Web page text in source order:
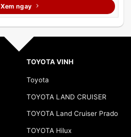
Xem ngay
TOYOTA VINH
Toyota
TOYOTA LAND CRUISER
TOYOTA Land Cruiser Prado
TOYOTA Hilux